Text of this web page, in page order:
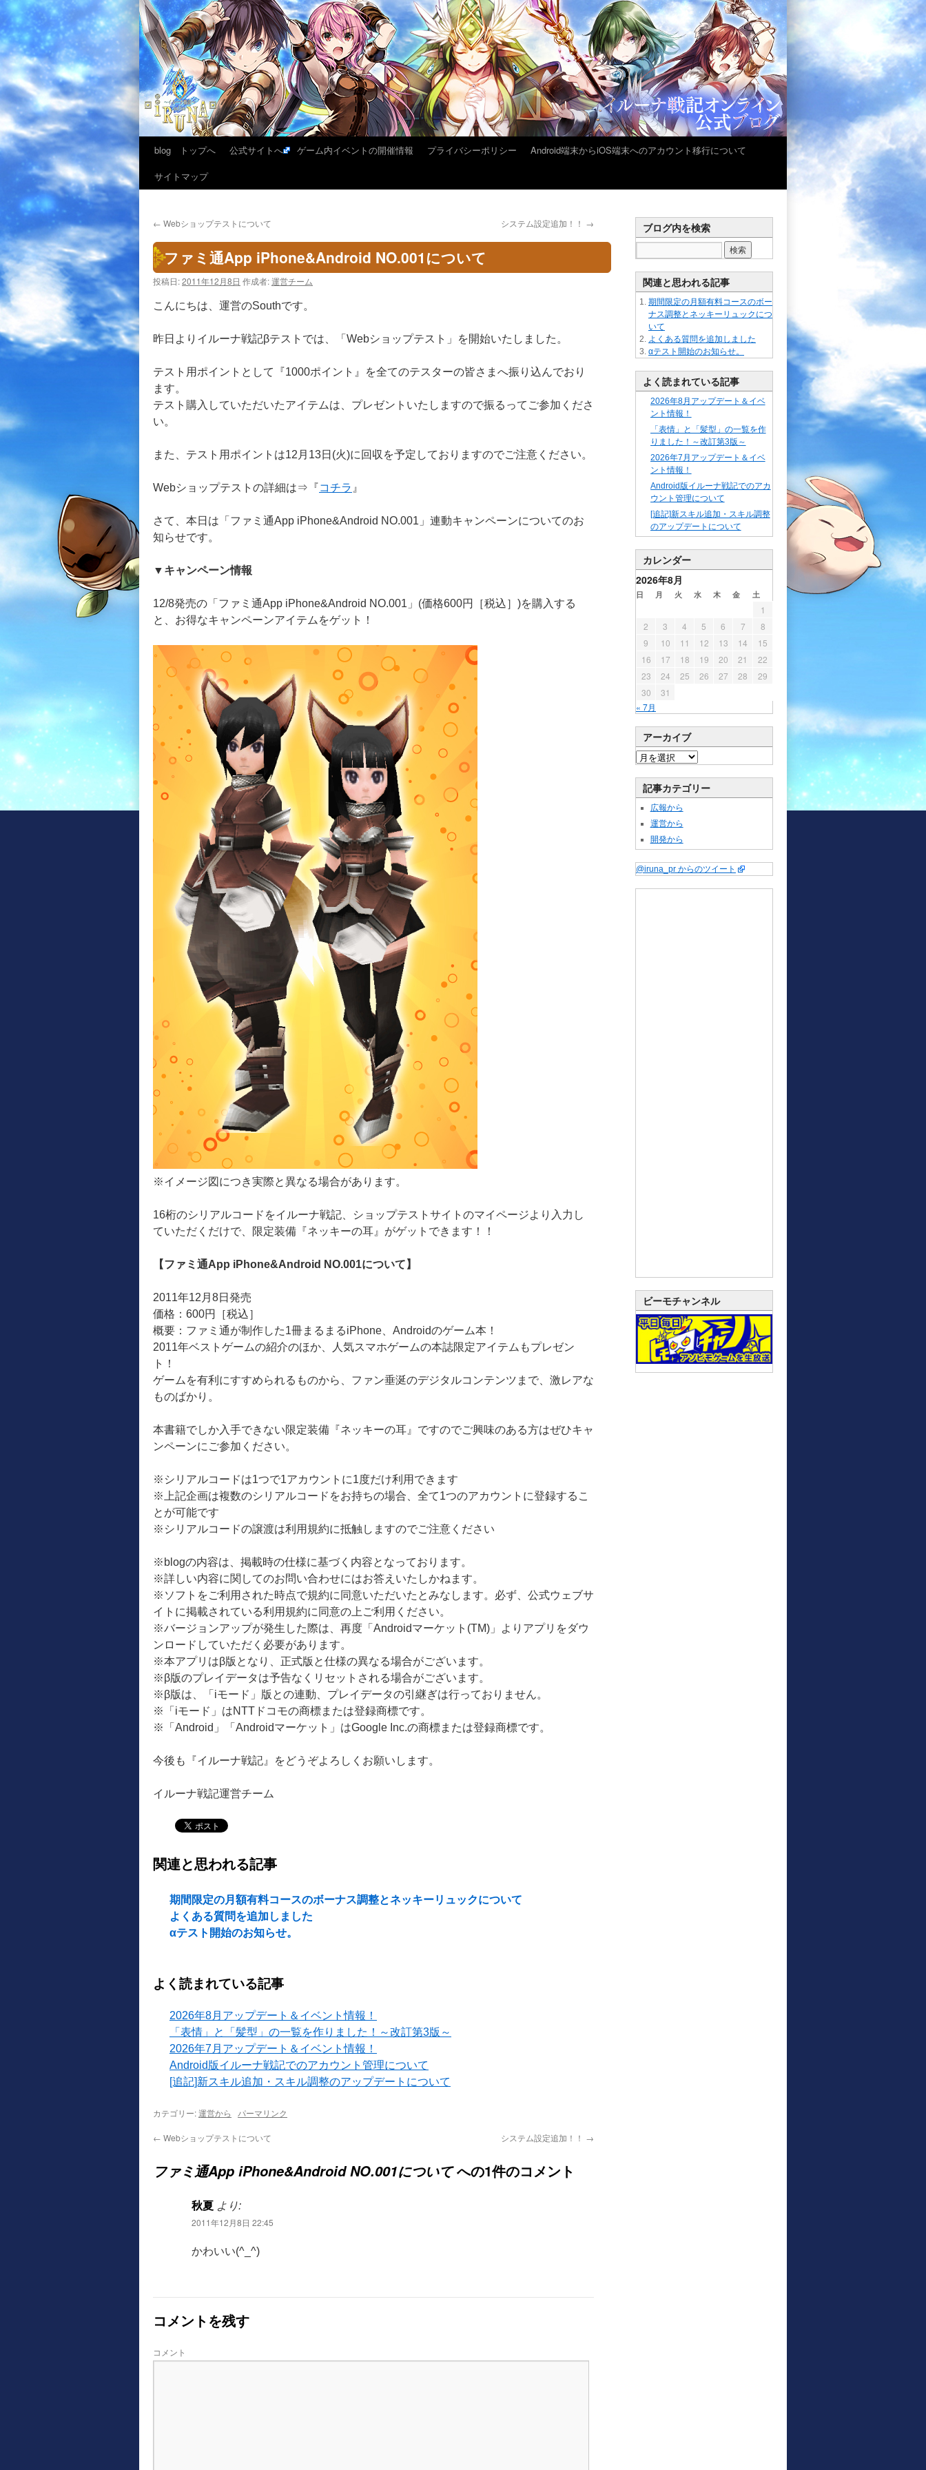
blog トップへ 公式サイトへ ゲーム内イベントの開催情報 プライバシーポリシー
Android端末からiOS端末へのアカウント移行について
サイトマップ
← Webショップテストについて システム設定追加！！ →
ファミ通App iPhone&Android NO.001について
投稿日:2011年12月8日 作成者:運営チーム
こんにちは、運営のSouthです。
昨日よりイルーナ戦記βテストでは、「Webショップテスト」を開始いたしました。
テスト用ポイントとして『1000ポイント』を全てのテスターの皆さまへ振り込んでおり
ます。
テスト購入していただいたアイテムは、プレゼントいたしますので振るってご参加くださ
い。
また、テスト用ポイントは12月13日(火)に回収を予定しておりますのでご注意ください。
Webショップテストの詳細は⇒『コチラ 』
さて、本日は「ファミ通App iPhone&Android NO.001」連動キャンペーンについてのお
知らせです。
▼キャンペーン情報
12/8発売の「ファミ通App iPhone&Android NO.001」(価格600円［税込］)を購入する
と、お得なキャンペーンアイテムをゲット！
※イメージ図につき実際と異なる場合があります。
16桁のシリアルコードをイルーナ戦記、ショップテストサイトのマイページより入力し
ていただくだけで、限定装備『ネッキーの耳』がゲットできます！！
【ファミ通App iPhone&Android NO.001について】
2011年12月8日発売
価格：600円［税込］
概要：ファミ通が制作した1冊まるまるiPhone、Androidのゲーム本！
2011年ベストゲームの紹介のほか、人気スマホゲームの本誌限定アイテムもプレゼン
ト！
ゲームを有利にすすめられるものから、ファン垂涎のデジタルコンテンツまで、激レアな
ものばかり。
本書籍でしか入手できない限定装備『ネッキーの耳』ですのでご興味のある方はぜひキャ
ンペーンにご参加ください。
※シリアルコードは1つで1アカウントに1度だけ利用できます
※上記企画は複数のシリアルコードをお持ちの場合、全て1つのアカウントに登録するこ
とが可能です
※シリアルコードの譲渡は利用規約に抵触しますのでご注意ください
※blogの内容は、掲載時の仕様に基づく内容となっております。
※詳しい内容に関してのお問い合わせにはお答えいたしかねます。
※ソフトをご利用された時点で規約に同意いただいたとみなします。必ず、公式ウェブサ
イトに掲載されている利用規約に同意の上ご利用ください。
※バージョンアップが発生した際は、再度「Androidマーケット(TM)」よりアプリをダウ
ンロードしていただく必要があります。
※本アプリはβ版となり、正式版と仕様の異なる場合がございます。
※β版のプレイデータは予告なくリセットされる場合がございます。
※β版は、「iモード」版との連動、プレイデータの引継ぎは行っておりません。
※「iモード」はNTTドコモの商標または登録商標です。
※「Android」「Androidマーケット」はGoogle Inc.の商標または登録商標です。
今後も『イルーナ戦記』をどうぞよろしくお願いします。
イルーナ戦記運営チーム
関連と思われる記事
期間限定の月額有料コースのボーナス調整とネッキーリュックについて
よくある質問を追加しました
αテスト開始のお知らせ。
よく読まれている記事
2026年8月アップデート＆イベント情報！
「表情」と「髪型」の一覧を作りました！～改訂第3版～
2026年7月アップデート＆イベント情報！
Android版イルーナ戦記でのアカウント管理について
[追記]新スキル追加・スキル調整のアップデートについて
カテゴリー:運営から パーマリンク
← Webショップテストについて システム設定追加！！ →
ファミ通App iPhone&Android NO.001についてへの1件のコメント
秋夏 より:
2011年12月8日 22:45
かわいい(^_^)
コメントを残す
コメント
ブログ内を検索
関連と思われる記事
期間限定の月額有料コースのボー
ナス調整とネッキーリュックにつ
いて
よくある質問を追加しました
αテスト開始のお知らせ。
よく読まれている記事
2026年8月アップデート＆イベ
ント情報！
「表情」と「髪型」の一覧を作
りました！～改訂第3版～
2026年7月アップデート＆イベ
ント情報！
Android版イルーナ戦記でのアカ
ウント管理について
[追記]新スキル追加・スキル調整
のアップデートについて
カレンダー
2026年8月
日 月 火 水 木 金 土
« 7月
1
2
3 4 5 6 7
8
9
10 11 12 13 14
15
16
17 18 19 20 21
22
23
24 25 26 27 28
29
30
31
アーカイブ
記事カテゴリー
広報から
運営から
開発から
@iruna_pr からのツイート
ビーモチャンネル